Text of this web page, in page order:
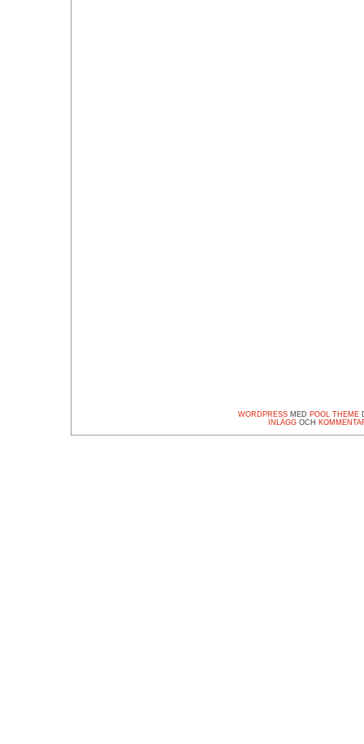
WORDPRESSMED POOL THEME
INLÄGGOCH